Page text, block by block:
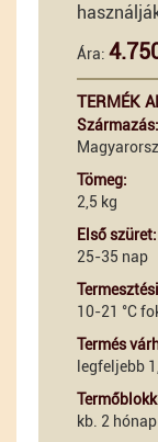
Ára:
TERMÉK
Származás:
Tömeg:
2,5 kg
Első szüret:
25-35 nap
10-21 °C
Termés
legfeljebb
kb. 2 hónap